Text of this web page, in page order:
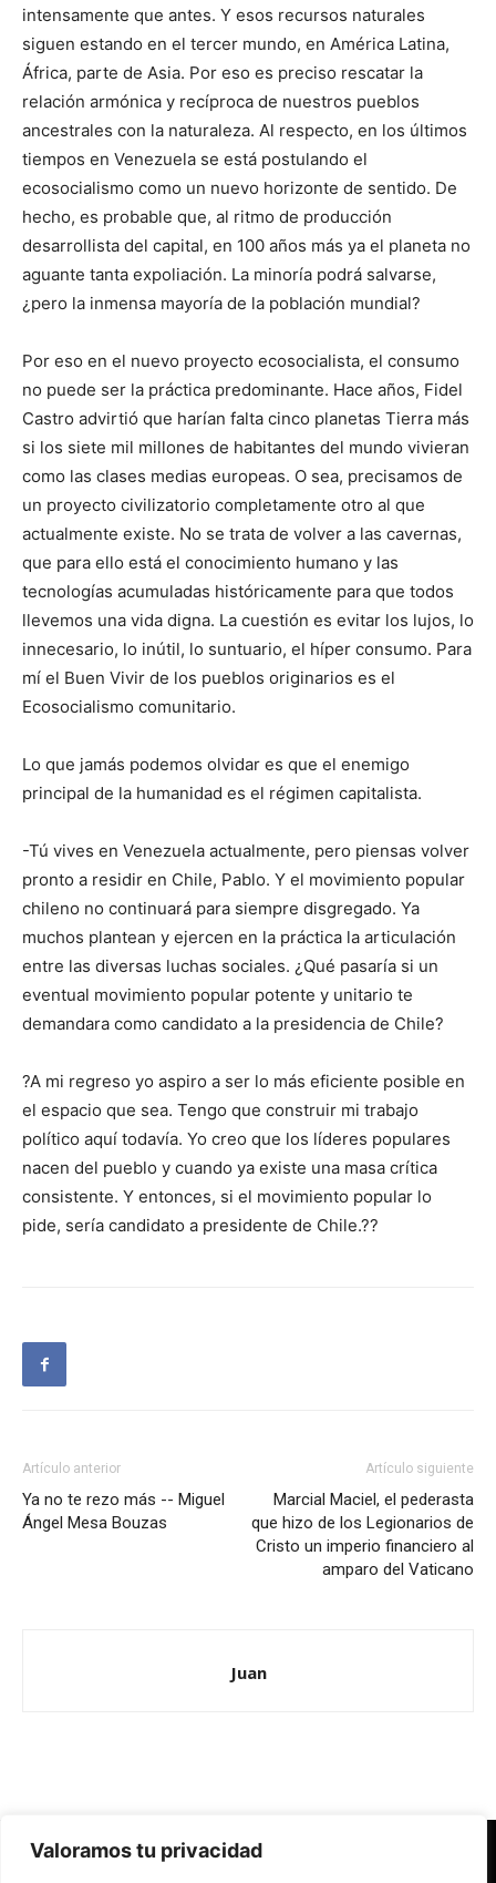
Valoramos tu privacidad
intensamente que antes. Y esos recursos naturales
siguen estando en el tercer mundo, en América Latina,
África, parte de Asia. Por eso es preciso rescatar la
relación armónica y recíproca de nuestros pueblos
ancestrales con la naturaleza. Al respecto, en los últimos
tiempos en Venezuela se está postulando el
ecosocialismo como un nuevo horizonte de sentido. De
hecho, es probable que, al ritmo de producción
desarrollista del capital, en 100 años más ya el planeta no
aguante tanta expoliación. La minoría podrá salvarse,
¿pero la inmensa mayoría de la población mundial?
Por eso en el nuevo proyecto ecosocialista, el consumo
no puede ser la práctica predominante. Hace años, Fidel
Castro advirtió que harían falta cinco planetas Tierra más
si los siete mil millones de habitantes del mundo vivieran
como las clases medias europeas. O sea, precisamos de
un proyecto civilizatorio completamente otro al que
actualmente existe. No se trata de volver a las cavernas,
que para ello está el conocimiento humano y las
tecnologías acumuladas históricamente para que todos
llevemos una vida digna. La cuestión es evitar los lujos, lo
innecesario, lo inútil, lo suntuario, el híper consumo. Para
mí el Buen Vivir de los pueblos originarios es el
Ecosocialismo comunitario.
Lo que jamás podemos olvidar es que el enemigo
principal de la humanidad es el régimen capitalista.
-Tú vives en Venezuela actualmente, pero piensas volver
pronto a residir en Chile, Pablo. Y el movimiento popular
chileno no continuará para siempre disgregado. Ya
muchos plantean y ejercen en la práctica la articulación
entre las diversas luchas sociales. ¿Qué pasaría si un
eventual movimiento popular potente y unitario te
demandara como candidato a la presidencia de Chile?
?A mi regreso yo aspiro a ser lo más eficiente posible en
el espacio que sea. Tengo que construir mi trabajo
político aquí todavía. Yo creo que los líderes populares
nacen del pueblo y cuando ya existe una masa crítica
consistente. Y entonces, si el movimiento popular lo
pide, sería candidato a presidente de Chile.??
Artículo anterior
Ya no te rezo más -- Miguel
Ángel Mesa Bouzas
Artículo siguiente
Marcial Maciel, el pederasta
que hizo de los Legionarios de
Cristo un imperio financiero al
amparo del Vaticano
Juan
Redes Cristianas